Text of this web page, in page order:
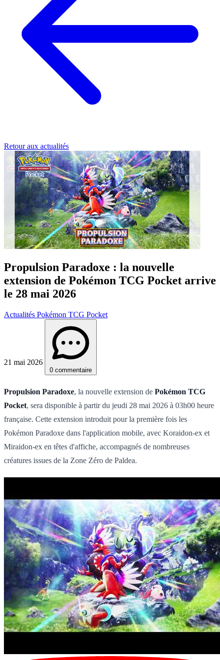
Retour aux actualités
Propulsion Paradoxe : la nouvelle
extension de Pokémon TCG Pocket arrive
le 28 mai 2026
Actualités Pokémon TCG Pocket
21 mai 2026
0 commentaire
Propulsion Paradoxe, la nouvelle extension de Pokémon TCG
Pocket, sera disponible à partir du jeudi 28 mai 2026 à 03h00 heure
française. Cette extension introduit pour la première fois les
Pokémon Paradoxe dans l'application mobile, avec Koraidon-ex et
Miraidon-ex en têtes d'affiche, accompagnés de nombreuses
créatures issues de la Zone Zéro de Paldea.